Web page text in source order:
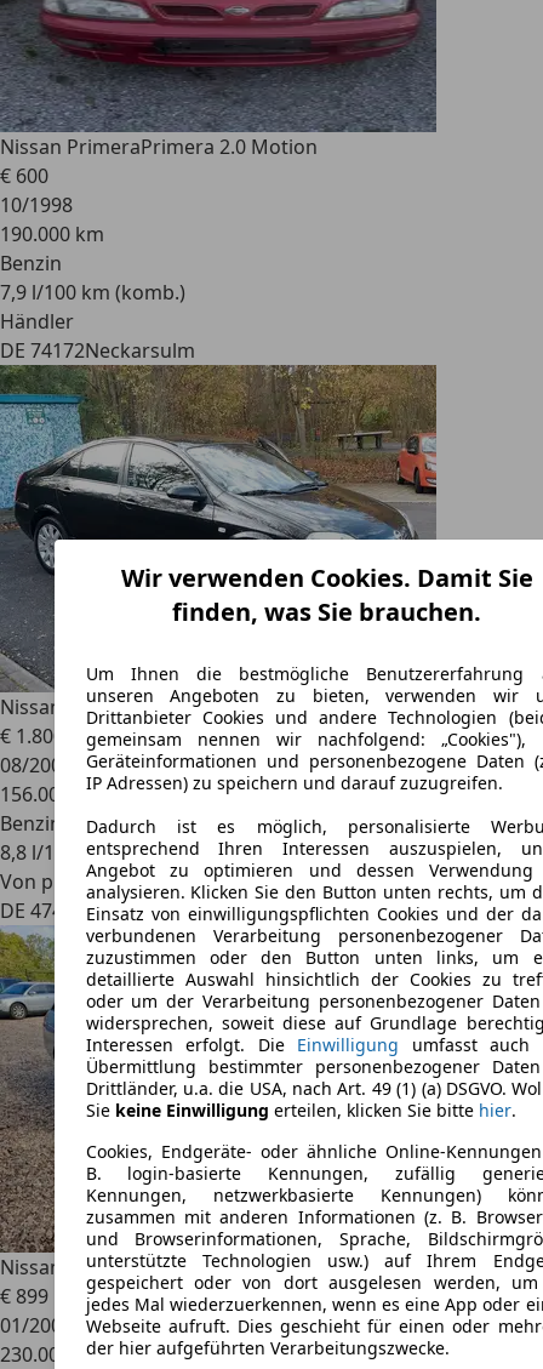
Nissan PrimeraPrimera 2.0 Motion
€ 600
10/1998
190.000 km
Benzin
7,9 l/100 km (komb.)
Händler
DE 74172Neckarsulm
Nissan PrimeraPrimera Stufenheck 2.0 Aut. acenta
€ 1.800
08/2004
156.000 km
Benzin
8,8 l/100 km (komb.)
Von privat
DE 47441 Moers, Stadt
Nissan PrimeraAcenta
€ 899
01/2007
230.000 km
Wir verwenden Cookies. Damit Sie
finden, was Sie brauchen.
Um Ihnen die bestmögliche Benutzererfahrung
unseren Angeboten zu bieten, verwenden wir
Drittanbieter Cookies und andere Technologien
gemeinsam nennen wir nachfolgend: „Cookies"),
Geräteinformationen und personenbezogene Daten
IP Adressen) zu speichern und darauf zuzugreifen.
Dadurch ist es möglich, personalisierte
entsprechend Ihren Interessen auszuspielen,
Angebot zu optimieren und dessen
analysieren. Klicken Sie den Button unten rechts, um
Einsatz von einwilligungspflichten Cookies und der
verbundenen Verarbeitung personenbezogener
zuzustimmen oder den Button unten links, um
detaillierte Auswahl hinsichtlich der Cookies zu
oder um der Verarbeitung personenbezogener
widersprechen, soweit diese auf Grundlage
Interessen erfolgt. Die Einwilligung umfasst auch
Übermittlung bestimmter personenbezogener
Drittländer, u.a. die USA, nach Art. 49 (1) (a) DSGVO.
Sie keine Einwilligung erteilen, klicken Sie bitte hier.
Cookies, Endgeräte- oder ähnliche Online-
B. login-basierte Kennungen, zufällig
Kennungen, netzwerkbasierte Kennungen)
zusammen mit anderen Informationen (z. B.
und Browserinformationen, Sprache,
unterstützte Technologien usw.) auf Ihrem
gespeichert oder von dort ausgelesen werden,
jedes Mal wiederzuerkennen, wenn es eine App oder
Webseite aufruft. Dies geschieht für einen oder
der hier aufgeführten Verarbeitungszwecke.